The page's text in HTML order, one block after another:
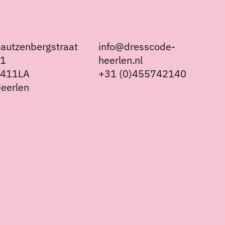
info@dresscode-
heerlen.nl
+31 (0)455742140